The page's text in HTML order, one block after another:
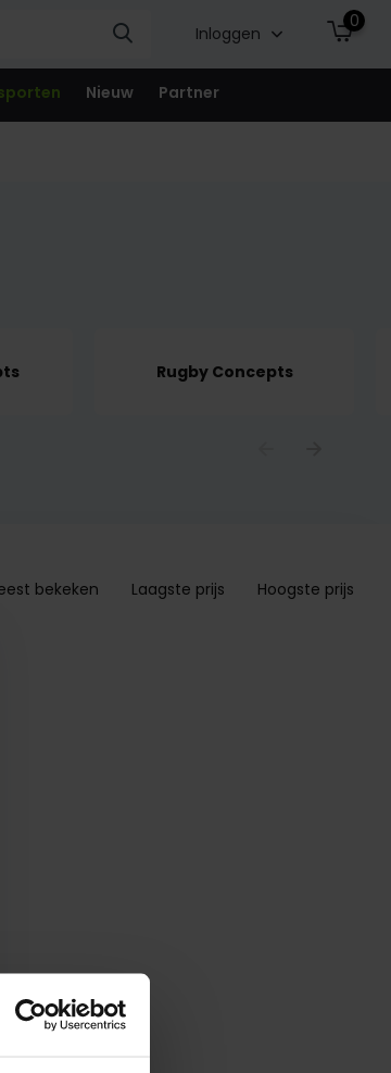
Inloggen
0
Nieuw Partner
Rugby Concepts
bekeken Laagste prijs Hoogste prijs